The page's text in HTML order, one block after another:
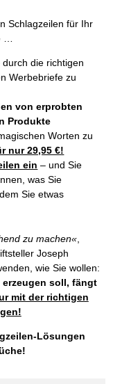
Schlagzeilen für Ihr
…
durch die richtigen
Werbebriefe zu
von erprobten
Produkte
Worten zu
nur 29,95 €!
ein – und Sie
was Sie
Sie etwas
zu machen«,
Joseph
wie Sie wollen:
soll, fängt
mit der richtigen
Lösungen